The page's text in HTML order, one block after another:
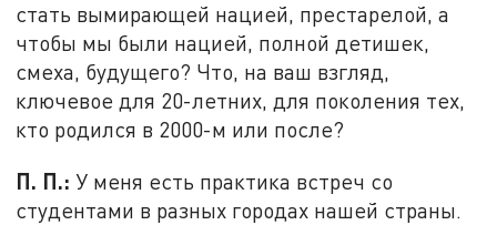
стать вымирающей нацией, престарелой, а
чтобы мы были нацией, полной детишек,
смеха, будущего? Что, на ваш взгляд,
ключевое для 20-летних, для поколения тех,
кто родился в 2000-м или после?
П. П.: У меня есть практика встреч со
студентами в разных городах нашей страны.